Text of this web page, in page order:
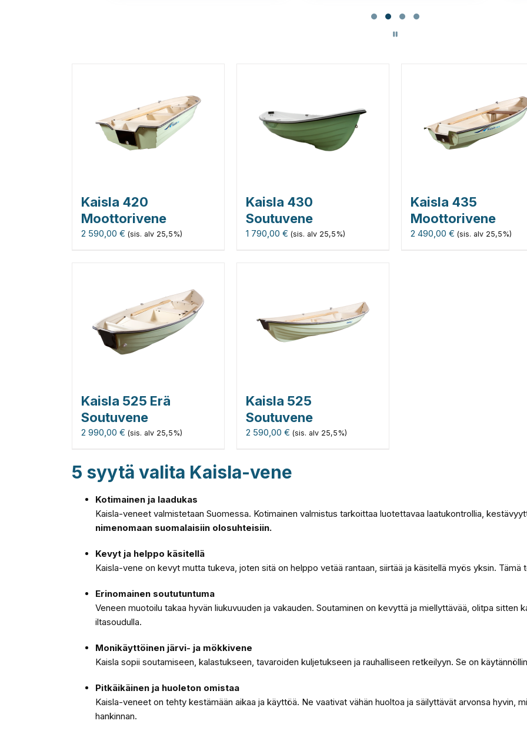
Kaisla 420
Moottorivene
2 590,00 € (sis. alv 25,5%)
Kaisla 430
Soutuvene
1 790,00 € (sis. alv 25,5%)
Kaisla 435
Moottorivene
2 490,00 € (sis. alv 25,5%)
Kaisla 525 Erä
Soutuvene
2 990,00 € (sis. alv 25,5%)
Kaisla 525
Soutuvene
2 590,00 € (sis. alv 25,5%)
5 syytä valita Kaisla-vene
Kotimainen ja laadukas
Kaisla-veneet valmistetaan Suomessa. Kotimainen valmistus tarkoittaa luotettavaa laatukontrollia,
nimenomaan suomalaisiin olosuhteisiin.
Kevyt ja helppo käsitellä
Kaisla-vene on kevyt mutta tukeva, joten sitä on helppo vetää rantaan, siirtää ja käsitellä myös yksin.
Erinomainen soututuntuma
Veneen muotoilu takaa hyvän liukuvuuden ja vakauden. Soutaminen on kevyttä ja miellyttävää, olitpa sitten
iltasoudulla.
Monikäyttöinen järvi- ja mökkivene
Kaisla sopii soutamiseen, kalastukseen, tavaroiden kuljetukseen ja rauhalliseen retkeilyyn. Se on
Pitkäikäinen ja huoleton omistaa
Kaisla-veneet on tehty kestämään aikaa ja käyttöä. Ne vaativat vähän huoltoa ja säilyttävät arvonsa hyvin,
hankinnan.